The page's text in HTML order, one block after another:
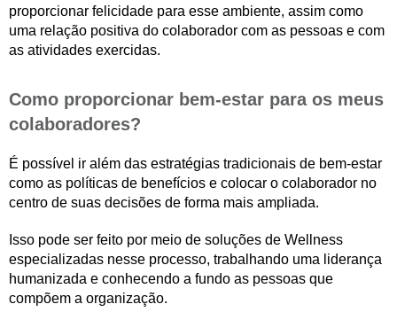
proporcionar felicidade para esse ambiente, assim como
uma relação positiva do colaborador com as pessoas e com
as atividades exercidas.
Como proporcionar bem-estar para os meus
colaboradores?
É possível ir além das estratégias tradicionais de bem-estar
como as políticas de benefícios e colocar o colaborador no
centro de suas decisões de forma mais ampliada.
Isso pode ser feito por meio de soluções de Wellness
especializadas nesse processo, trabalhando uma liderança
humanizada e conhecendo a fundo as pessoas que
compõem a organização.